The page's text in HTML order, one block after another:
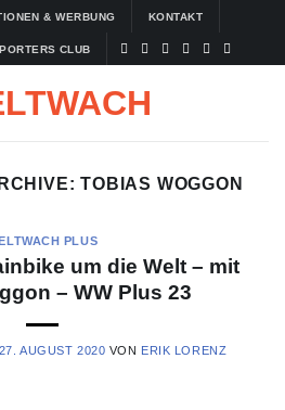
& WERBUNG KONTAKT
CLUB
TOBIAS WOGGON
PLUS
um die Welt – mit
– WW Plus 23
27. AUGUST 2020 VON ERIK LORENZ